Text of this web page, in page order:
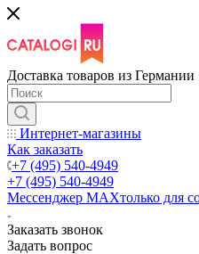
Доставка товаров из Германии
Интернет-магазины
Как заказать
+7 (495) 540-4949
+7 (495) 540-4949
Мессенджер МАХтолько для
Заказать звонок
Задать вопрос